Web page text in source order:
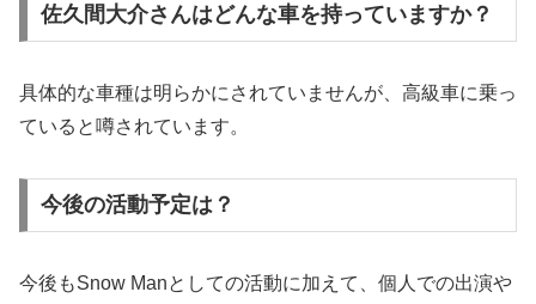
佐久間大介さんはどんな車を持っていますか？
具体的な車種は明らかにされていませんが、高級車に乗っ
ていると噂されています。
今後の活動予定は？
今後もSnow Manとしての活動に加えて、個人での出演や